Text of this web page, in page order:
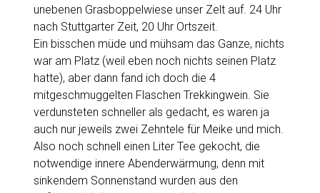
unebenen Grasboppelwiese unser Zelt auf. 24 Uhr
nach Stuttgarter Zeit, 20 Uhr Ortszeit.
Ein bisschen müde und mühsam das Ganze, nichts
war am Platz (weil eben noch nichts seinen Platz
hatte), aber dann fand ich doch die 4
mitgeschmuggelten Flaschen Trekkingwein. Sie
verdunsteten schneller als gedacht, es waren ja
auch nur jeweils zwei Zehntele für Meike und mich.
Also noch schnell einen Liter Tee gekocht, die
notwendige innere Abenderwärmung, denn mit
sinkendem Sonnenstand wurden aus den